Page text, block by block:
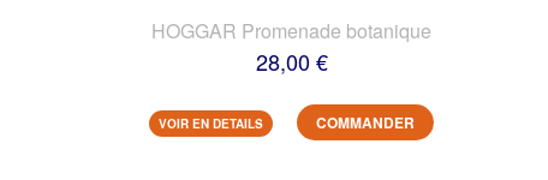
HOGGAR Promenade botanique
28,00 €
VOIR EN DETAILS COMMANDER